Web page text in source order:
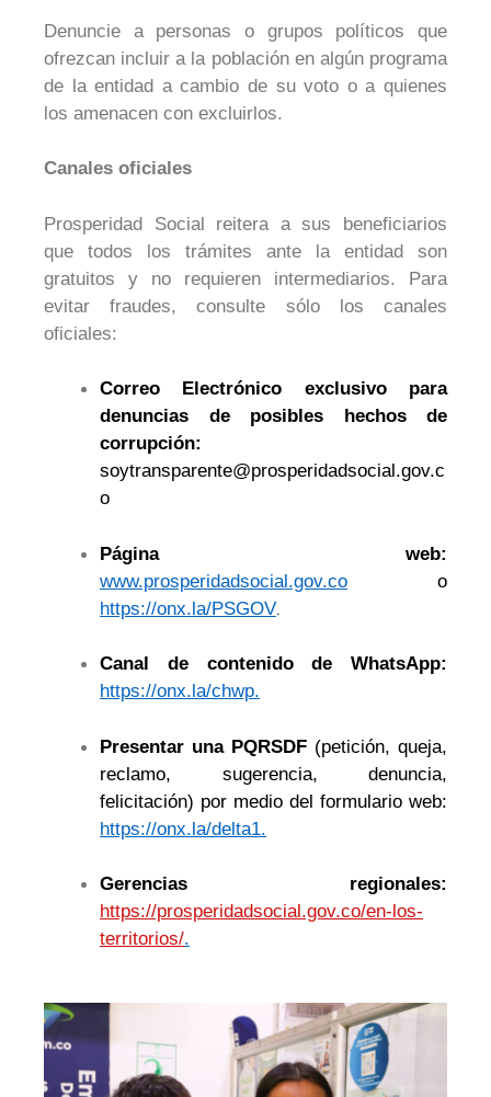
Denuncie a personas o grupos políticos que
ofrezcan incluir a la población en algún programa
de la entidad a cambio de su voto o a quienes
los amenacen con excluirlos.
Canales oficiales
Prosperidad Social reitera a sus beneficiarios
que todos los trámites ante la entidad son
gratuitos y no requieren intermediarios. Para
evitar fraudes, consulte sólo los canales
oficiales:
Correo Electrónico exclusivo para
denuncias de posibles hechos de
corrupción:
soytransparente@prosperidadsocial.gov.c
o
Página web:
www.prosperidadsocial.gov.co o
https://onx.la/PSGOV.
Canal de contenido de WhatsApp:
https://onx.la/chwp.
Presentar una PQRSDF (petición, queja,
reclamo, sugerencia, denuncia,
felicitación) por medio del formulario web:
https://onx.la/delta1.
Gerencias regionales:
https://prosperidadsocial.gov.co/en-los-
territorios/.